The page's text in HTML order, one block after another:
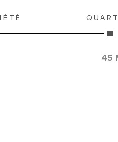
45